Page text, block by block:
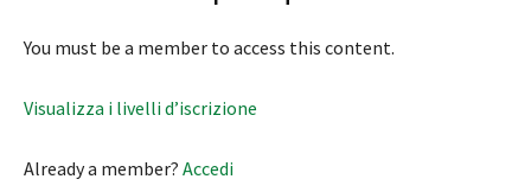
You must be a member to access this content.
Visualizza i livelli d’iscrizione
Already a member? Accedi